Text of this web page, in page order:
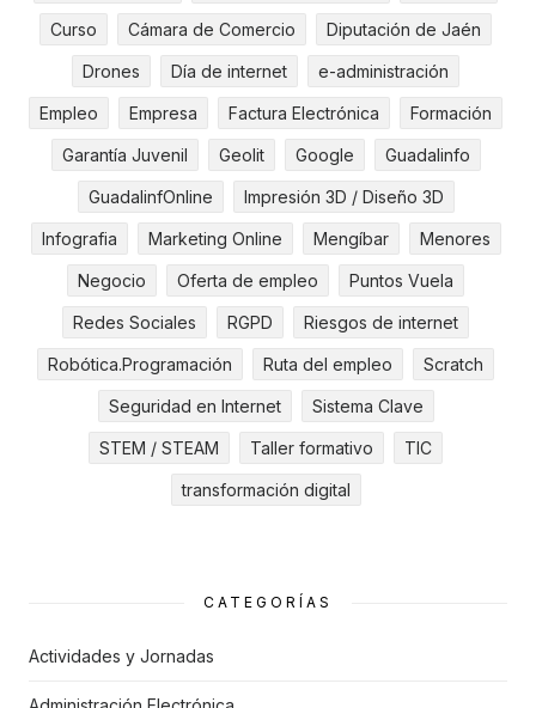
Curso Cámara de Comercio Diputación de Jaén
Drones Día de internet e-administración
Empleo Empresa Factura Electrónica Formación
Garantía Juvenil Geolit Google Guadalinfo
GuadalinfOnline Impresión 3D / Diseño 3D
Infografia Marketing Online Mengíbar Menores
Negocio Oferta de empleo Puntos Vuela
Redes Sociales RGPD Riesgos de internet
Robótica.Programación Ruta del empleo Scratch
Seguridad en Internet Sistema Clave
STEM / STEAM Taller formativo TIC
transformación digital
CATEGORÍAS
Actividades y Jornadas